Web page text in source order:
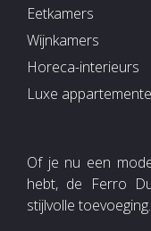
Eetkamers
Wijnkamers
Horeca-interieurs
Luxe
Of je nu een
hebt, de Ferro
stijlvolle toevoeging.